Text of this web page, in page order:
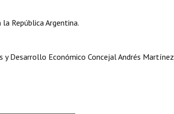
República Argentina.
y Desarrollo Económico Concejal Andrés Martínez